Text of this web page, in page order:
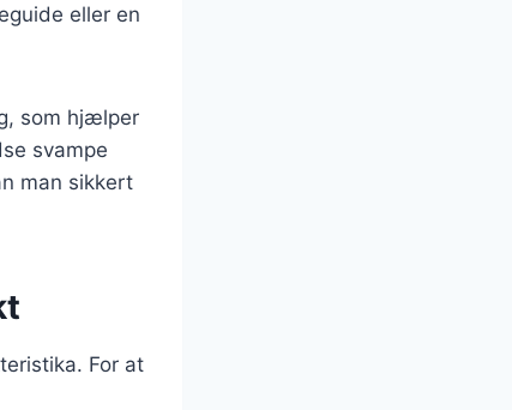
eller en
som hjælper
svampe
man sikkert
For at